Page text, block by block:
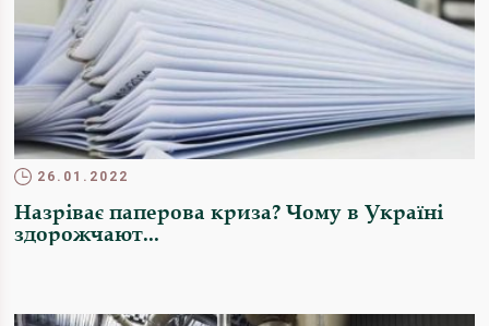
26.01.2022
Назріває паперова криза? Чому в Україні
здорожчают...